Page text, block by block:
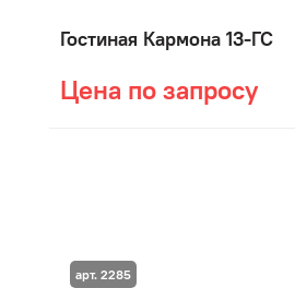
Гостиная Кармона 13-ГС
Цена по запросу
арт. 2285